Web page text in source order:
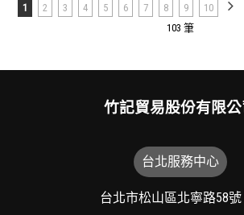
1 2 3 4 5 6 7 8 9 10
103 筆
竹記貿易股份有限公
台北服務中心
台北市松山區北寧路58號